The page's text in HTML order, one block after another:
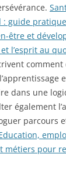
: guide
être et
l’esprit au
comment
dans une
également
parcours
métiers pour